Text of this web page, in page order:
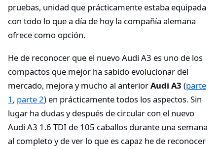
pruebas, unidad que prácticamente estaba equipada
con todo lo que a día de hoy la compañía alemana
ofrece como opción.
He de reconocer que el nuevo Audi A3 es uno de los
compactos que mejor ha sabido evolucionar del
mercado, mejora y mucho al anteriorAudi A3 (parte
1 , parte 2) en prácticamente todos los aspectos. Sin
lugar ha dudas y después de circular con el nuevo
Audi A3 1.6 TDI de 105 caballos durante una semana
al completo y de ver lo que es capaz he de reconocer